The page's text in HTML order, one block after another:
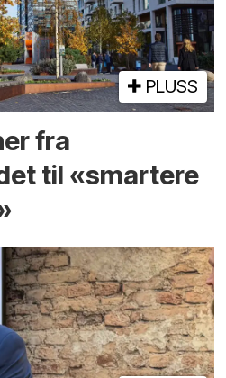
PLUSS
fra
til «smartere